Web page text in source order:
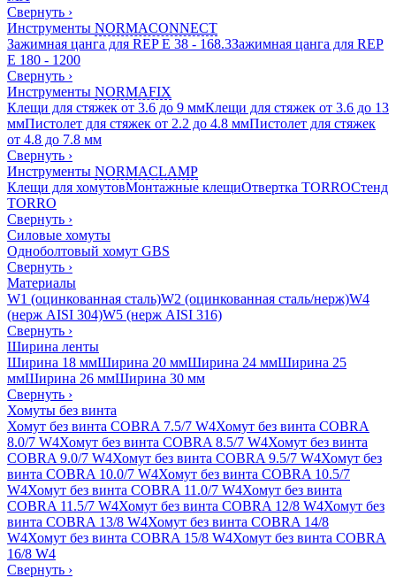
Свернуть ›
Инструменты NORMACONNECT
Зажимная цанга для REP E 38 - 168.3Зажимная цанга для REP
E 180 - 1200
Свернуть ›
Инструменты NORMAFIX
Клещи для стяжек от 3.6 до 9 ммКлещи для стяжек от 3.6 до 13
ммПистолет для стяжек от 2.2 до 4.8 ммПистолет для стяжек
от 4.8 до 7.8 мм
Свернуть ›
Инструменты NORMACLAMP
Клещи для хомутовМонтажные клещиОтвертка TORROСтенд
TORRO
Свернуть ›
Силовые хомуты
Одноболтовый хомут GBS
Свернуть ›
Материалы
W1 (оцинкованная сталь)W2 (оцинкованная сталь/нерж)W4
(нерж AISI 304)W5 (нерж AISI 316)
Свернуть ›
Ширина ленты
Ширина 18 ммШирина 20 ммШирина 24 ммШирина 25
ммШирина 26 ммШирина 30 мм
Свернуть ›
Хомуты без винта
Хомут без винта COBRA 7.5/7 W4Хомут без винта COBRA
8.0/7 W4Хомут без винта COBRA 8.5/7 W4Хомут без винта
COBRA 9.0/7 W4Хомут без винта COBRA 9.5/7 W4Хомут без
винта COBRA 10.0/7 W4Хомут без винта COBRA 10.5/7
W4Хомут без винта COBRA 11.0/7 W4Хомут без винта
COBRA 11.5/7 W4Хомут без винта COBRA 12/8 W4Хомут без
винта COBRA 13/8 W4Хомут без винта COBRA 14/8
W4Хомут без винта COBRA 15/8 W4Хомут без винта COBRA
16/8 W4
Свернуть ›